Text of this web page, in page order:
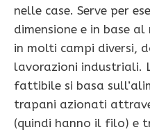
nelle case. Serve per
dimensione e in base
in molti campi diversi,
lavorazioni industriali.
fattibile si basa
trapani azionati
(quindi hanno il filo) e